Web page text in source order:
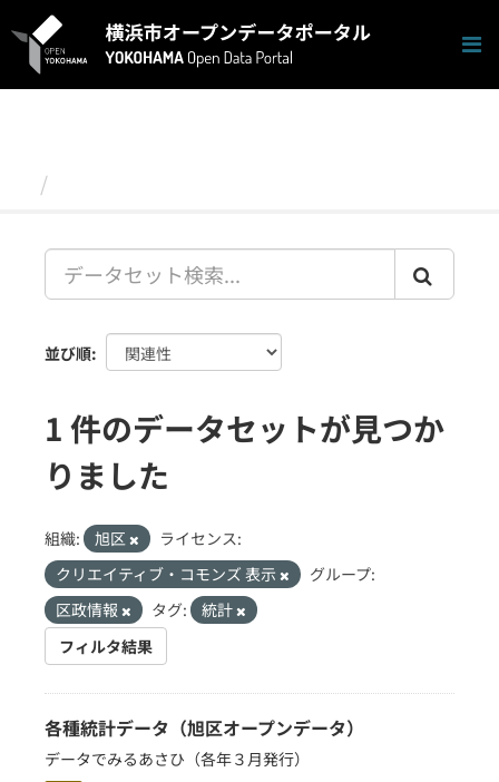
キ
並び順
1 件のデータセットが見つか
りました
組織: 旭区
ライセンス:
クリエイティブ・コモンズ 表示
グループ:
区政情報
タグ:
統計
フィルタ結果
各種統計データ（旭区オープンデータ）
データでみるあさひ（各年３月発行）